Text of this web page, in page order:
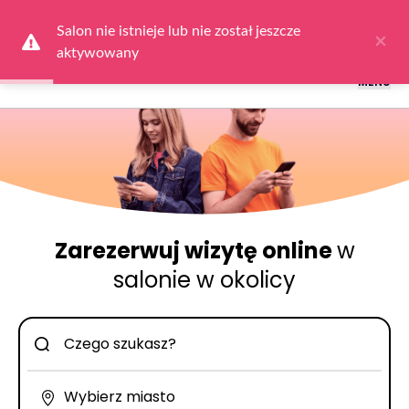
wybierzZaloguj się
MENU
Zarezerwuj wizytę onlinew
salonie w okolicy
Salon nie istnieje lub nie został jeszcze
aktywowany
×